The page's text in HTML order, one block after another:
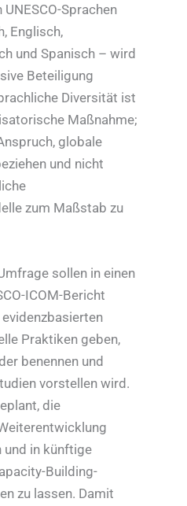
Sprachen
Englisch,
und Spanisch – wird
Beteiligung
Diversität ist
Maßnahme;
globale
und nicht
zum Maßstab zu
sollen in einen
ICOM-Bericht
Praktiken geben,
benennen und
vorstellen wird.
die
und in künftige
Building-
zu lassen. Damit